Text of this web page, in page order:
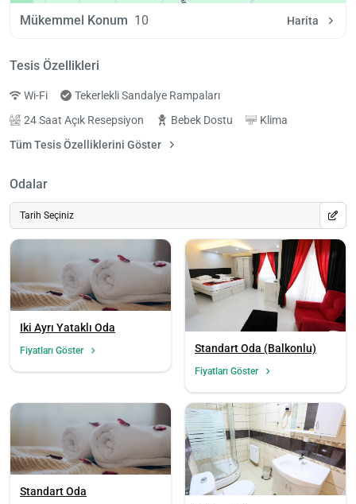
Mükemmel Konum 10 Harita
Tesis Özellikleri
Wi-Fi
Tekerlekli Sandalye Rampaları
24 Saat Açık Resepsiyon
Bebek Dostu
Klima
Tüm Tesis Özelliklerini Göster
Odalar
Tarih Seçiniz
Iki Ayrı Yataklı Oda
Fiyatları Göster Standart Oda (Balkonlu)
Fiyatları Göster
Standart Oda